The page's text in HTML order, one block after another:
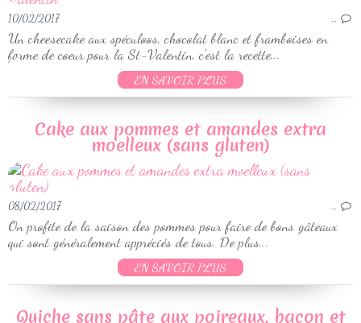
10/02/2017 …
Un cheesecake aux spéculoos, chocolat blanc et framboises en
forme de coeur pour la St-Valentin, c'est la recette...
EN SAVOIR PLUS
Cake aux pommes et amandes extra
moelleux (sans gluten)
08/02/2017 …
On profite de la saison des pommes pour faire de bons gâteaux
qui sont généralement appréciés de tous. De plus...
EN SAVOIR PLUS
Quiche sans pâte aux poireaux, bacon et